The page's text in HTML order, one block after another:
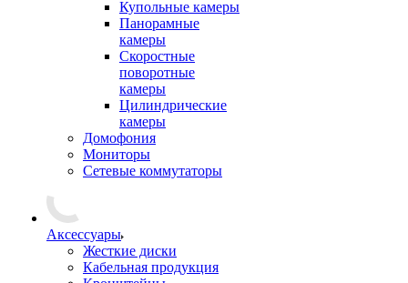
Купольные камеры
Панорамные
камеры
Скоростные
поворотные
камеры
Цилиндрические
камеры
Домофония
Мониторы
Сетевые коммутаторы
Аксессуары
Жесткие диски
Кабельная продукция